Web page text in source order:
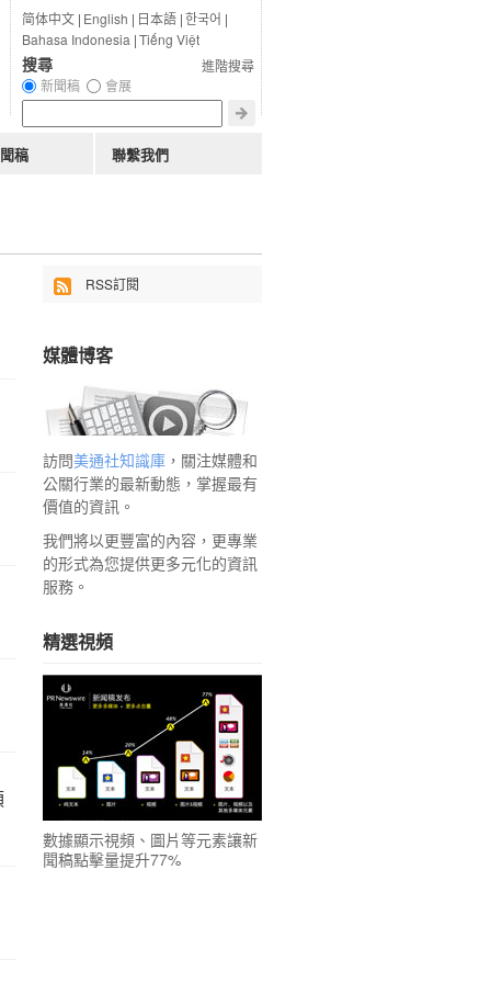
RSS訂閱
媒體博客
訪問美通社知識庫，關注媒體和
公關行業的最新動態，掌握最有
價值的資訊。
我們將以更豐富的內容，更專業
的形式為您提供更多元化的資訊
服務。
精選視頻
數據顯示視頻、圖片等元素讓新
聞稿點擊量提升77%
简体中文| English | 日本語|한국어 |
Bahasa Indonesia |Tiếng Việt
進階搜尋
搜尋
新聞稿 會展
稿 聯繫我們